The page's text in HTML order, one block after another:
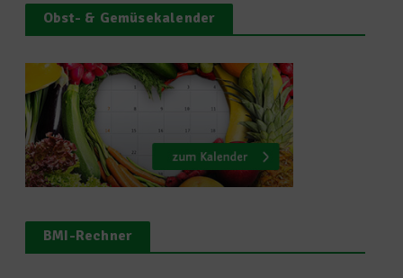
Obst- & Gemüsekalender
BMI-Rechner